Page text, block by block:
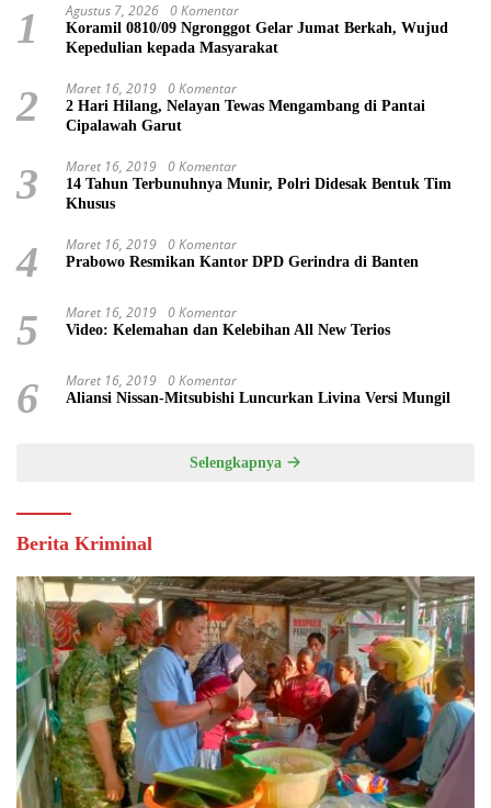
1 Agustus 7, 2026 0 Komentar
Koramil 0810/09 Ngronggot Gelar Jumat Berkah, Wujud
Kepedulian kepada Masyarakat
2 Maret 16, 2019 0 Komentar
2 Hari Hilang, Nelayan Tewas Mengambang di Pantai
Cipalawah Garut
3 Maret 16, 2019 0 Komentar
14 Tahun Terbunuhnya Munir, Polri Didesak Bentuk Tim
Khusus
4 Maret 16, 2019 0 Komentar
Prabowo Resmikan Kantor DPD Gerindra di Banten
5 Maret 16, 2019 0 Komentar
Video: Kelemahan dan Kelebihan All New Terios
6 Maret 16, 2019 0 Komentar
Aliansi Nissan-Mitsubishi Luncurkan Livina Versi Mungil
Selengkapnya
Berita Kriminal